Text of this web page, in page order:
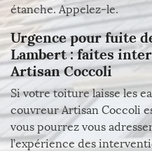
étanche. Appelez-le.
Urgence pour fuite
Lambert : faites
Artisan Coccoli
Si votre toiture laisse les
couvreur Artisan Coccoli
vous pourrez vous
l’expérience des